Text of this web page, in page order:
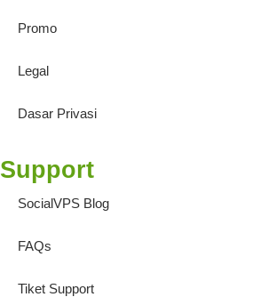
Promo
Legal
Dasar Privasi
Support
SocialVPS Blog
FAQs
Tiket Support